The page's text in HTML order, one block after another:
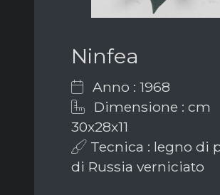
Ninfea
Anno : 1968
Dimensione : cm
30x28x11
Tecnica : legno di
di Russia verniciato